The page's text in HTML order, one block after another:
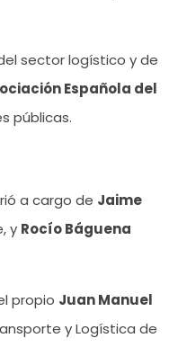
sector logístico y de
Española del
públicas.
a cargo de Jaime
y Rocío Báguena
propio Juan Manuel
y Logística de